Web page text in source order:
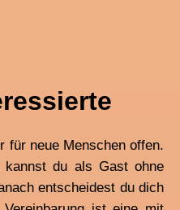
für neue Menschen offen.
kannst du als Gast ohne
entscheidest du dich